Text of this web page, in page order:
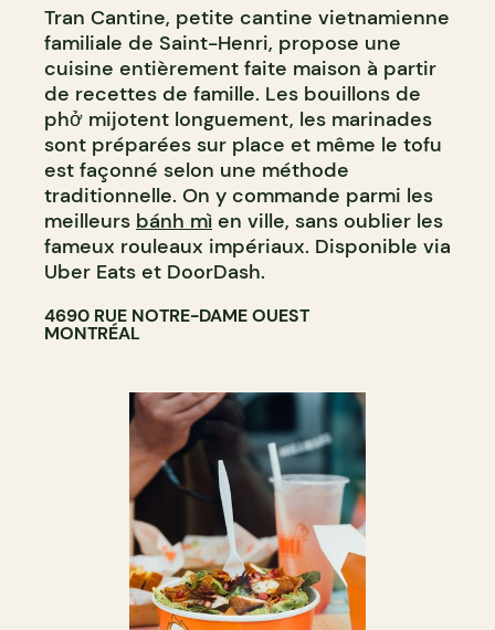
Tran Cantine, petite cantine vietnamienne
familiale de Saint-Henri, propose une
cuisine entièrement faite maison à partir
de recettes de famille. Les bouillons de
phở mijotent longuement, les marinades
sont préparées sur place et même le tofu
est façonné selon une méthode
traditionnelle. On y commande parmi les
meilleurs bánh mì en ville, sans oublier les
fameux rouleaux impériaux. Disponible via
Uber Eats et DoorDash.
4690 RUE NOTRE-DAME OUEST
MONTRÉAL